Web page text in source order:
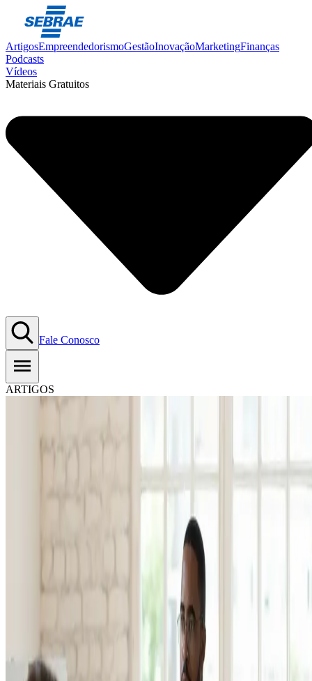
ArtigosEmpreendedorismoGestãoInovaçãoMarketingFinanças
Podcasts
Vídeos
Materiais Gratuitos
Fale Conosco
ARTIGOS
para gestão de equipe de vendas
gestão da equipe de vendas
referindo a um processo muito importante de liderança, organização e
orientação de colaboradores responsáveis por gerar receita por meio
Uma equipe de vendas bem gerenciada é mais produtiva, motivada e
capaz de atingir (ou até mesmo superar) suas metas — e é aqui que as
Olimpíadas podem nos trazer valiosas lições.
Continue a leitura e entenda como os atletas olímpicos podem ajudar